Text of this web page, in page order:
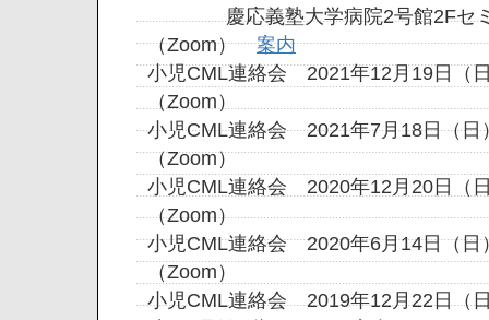
慶応義塾大学病院2号館2Fセミ
（Zoom）案内
小児CML連絡会 2021年12月19日（
（Zoom）
小児CML連絡会 2021年7月18日（
（Zoom）
小児CML連絡会 2020年12月20日（
（Zoom）
小児CML連絡会 2020年6月14日（
（Zoom）
小児CML連絡会 2019年12月22日（